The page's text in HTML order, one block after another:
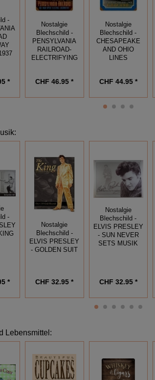
-
*
Nostalgie
Blechschild -
PENSYLVANIA
RAILROAD-
ELECTRIFYING
CHF 46.95 *
Nostalgie
Blechschild -
CHESAPEAKE
AND OHIO
LINES
CHF 44.95 *
:
-
*
Nostalgie
Blechschild -
ELVIS PRESLEY
- GOLDEN SUIT
CHF 32.95 *
Nostalgie
Blechschild -
ELVIS PRESLEY
- SUN NEVER
SETS MUSIK
CHF 32.95 *
Lebensmittel :